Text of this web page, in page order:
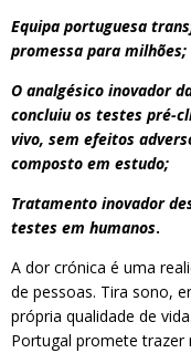
Equipa portuguesa
promessa para milhões;
O analgésico inovador
concluiu os testes pré-
vivo, sem efeitos
composto em estudo;
Tratamento inovador
testes em humanos.
A dor crónica é uma
de pessoas. Tira sono,
própria qualidade de
Portugal promete trazer